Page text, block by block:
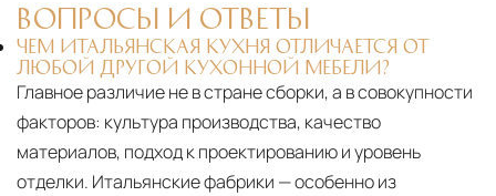
ВОПРОСЫ И ОТВЕТЫ
ЧЕМ ИТАЛЬЯНСКАЯ КУХНЯ ОТЛИЧАЕТСЯ ОТ
ЛЮБОЙ ДРУГОЙ КУХОННОЙ МЕБЕЛИ?
Главное различие не в стране сборки, а в совокупности
факторов: культура производства, качество
материалов, подход к проектированию и уровень
отделки. Итальянские фабрики — особенно из